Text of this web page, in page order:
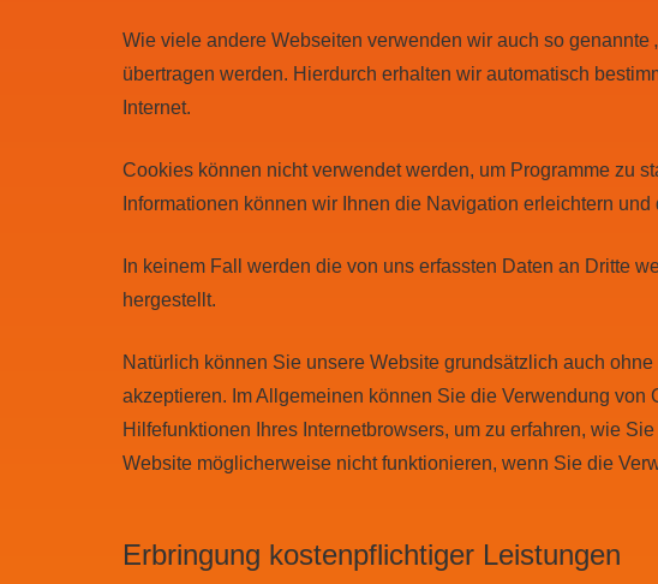
Wie viele andere Webseiten verwenden wir auch so
übertragen werden. Hierdurch erhalten wir automatisch
Internet.
Cookies können nicht verwendet werden, um Programme zu
Informationen können wir Ihnen die Navigation erleichtern
In keinem Fall werden die von uns erfassten Daten an Dritte
hergestellt.
Natürlich können Sie unsere Website grundsätzlich auch
akzeptieren. Im Allgemeinen können Sie die Verwendung
Hilfefunktionen Ihres Internetbrowsers, um zu erfahren, wie
Website möglicherweise nicht funktionieren, wenn Sie die
Erbringung kostenpflichtiger Leistungen